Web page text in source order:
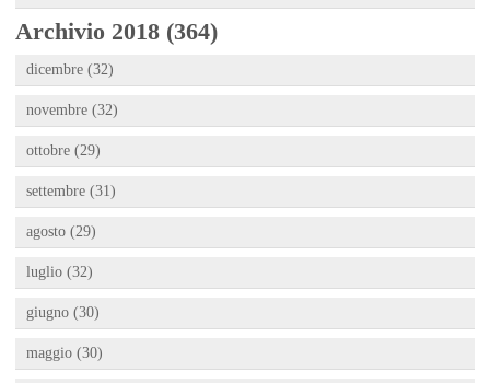
Archivio 2018 (364)
dicembre (32)
novembre (32)
ottobre (29)
settembre (31)
agosto (29)
luglio (32)
giugno (30)
maggio (30)